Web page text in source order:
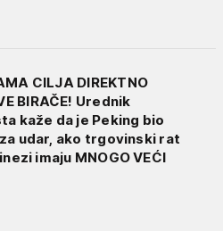
CILJA DIREKTNO
BIRAČE! Urednik
kaže da je Peking bio
udar, ako trgovinski rat
imaju MNOGO VEĆI